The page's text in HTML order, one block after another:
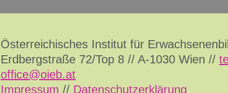
Österreichisches Institut für
Erdbergstraße 72/Top 8 // A-1030 Wien //
office@oieb.at
Impressum // Datenschutzerklärung